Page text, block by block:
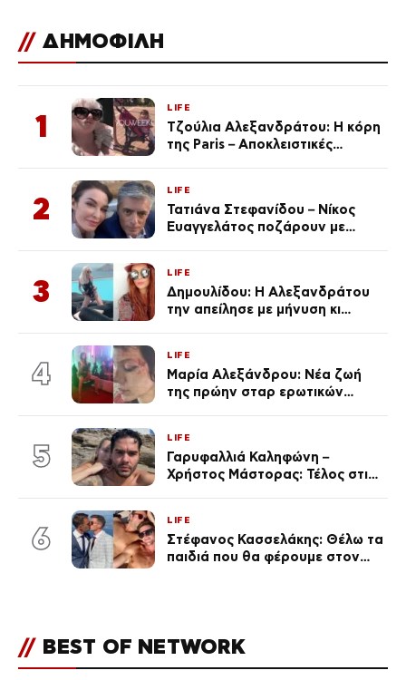
// ΔΗΜΟΦΙΛΗ
1
LIFE
Τζούλια Αλεξανδράτου: Η κόρη
της Paris – Αποκλειστικές
2
LIFE
Τατιάνα Στεφανίδου – Νίκος
Ευαγγελάτος ποζάρουν με
3
LIFE
Δημουλίδου: Η Αλεξανδράτου
την απείλησε με μήνυση κι
ποια είσαι σοκαρίστικα»
4
LIFE
Μαρία Αλεξάνδρου: Νέα ζωή
της πρώην σταρ ερωτικών
(Φωτογραφίες)
5
LIFE
Γαρυφαλλιά Καληφώνη –
Χρήστος Μάστορας: Τέλος στις
6
LIFE
Στέφανος Κασσελάκης: Θέλω τα
παιδιά που θα φέρουμε στον
// BEST OF NETWORK